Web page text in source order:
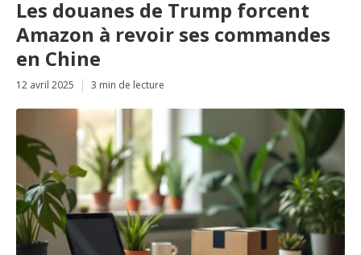
Les douanes de Trump forcent
Amazon à revoir ses commandes
en Chine
12 avril 2025 3 min de lecture